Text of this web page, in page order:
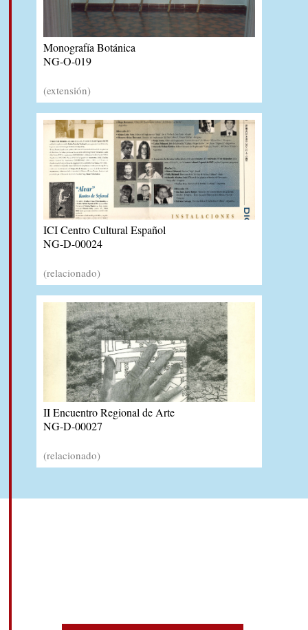
Monografía Botánica
NG-O-019
(extensión)
ICI Centro Cultural Español
NG-D-00024
(relacionado)
II Encuentro Regional de Arte
NG-D-00027
(relacionado)